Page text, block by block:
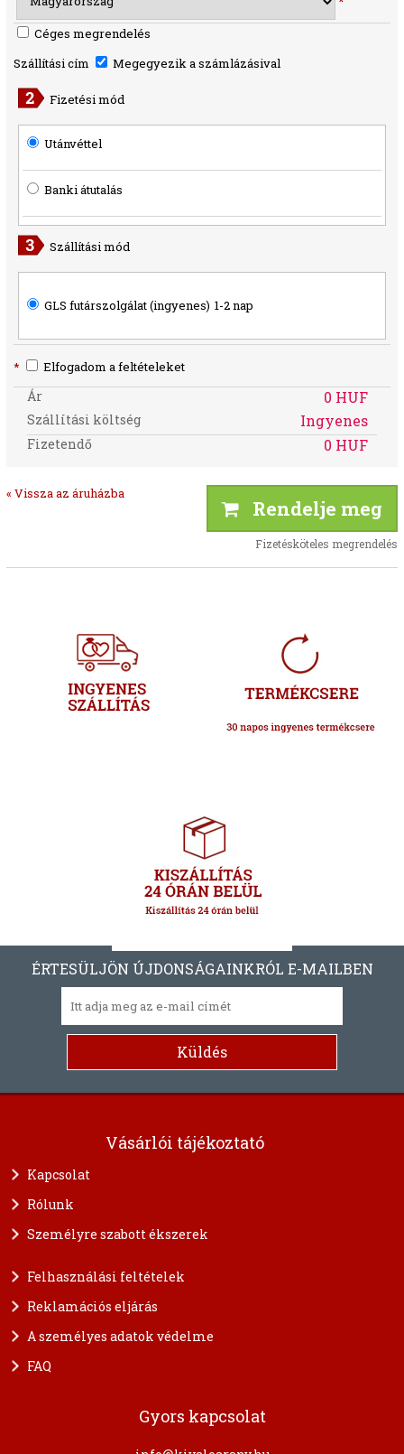
Céges megrendelés
Szállítási cím
Megegyezik a számlázásival
Fizetési mód
Utánvéttel
Banki átutalás
Szállítási mód
GLS futárszolgálat (ingyenes) 1-2 nap
* Elfogadom a feltételeket
Ár 0 HUF
Szállítási költség Ingyenes
Fizetendő 0 HUF
« Vissza az áruházba
Rendelje meg
Fizetésköteles megrendelés
ÉRTESÜLJÖN ÚJDONSÁGAINKRÓL E-MAILBEN
Vásárlói tájékoztató
Kapcsolat
Rólunk
Személyre szabott ékszerek
Felhasználási feltételek
Reklamációs eljárás
A személyes adatok védelme
FAQ
Gyors kapcsolat